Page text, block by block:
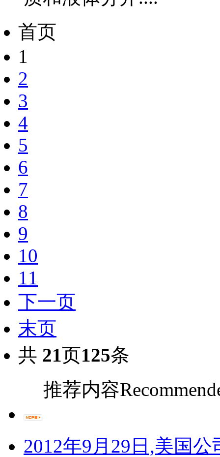
首页
1
2
3
4
5
6
7
8
9
10
11
下一页
末页
共 21页125条
推荐内容
2012年9月29日,美国公